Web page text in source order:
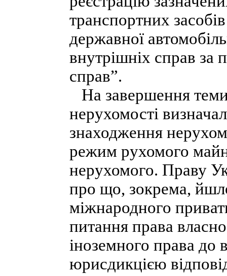
транспортних
державної
внутрішніх справ за
справ”.
На завершення
нерухомості
знаходження
режим рухомого
нерухомого. Праву
про що, зокрема,
міжнародного
питання права
іноземного права до
юрисдикцією